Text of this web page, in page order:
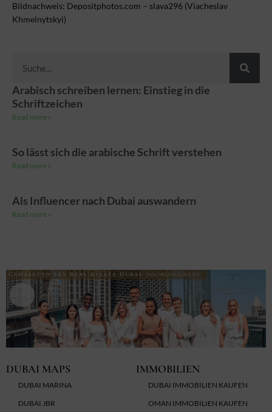
Bildnachweis: Depositphotos.com – slava296 (Viacheslav
Khmelnytskyi)
Arabisch schreiben lernen: Einstieg in die
Schriftzeichen
Read more »
So lässt sich die arabische Schrift verstehen
Read more »
Als Influencer nach Dubai auswandern
Read more »
DUBAI MAPS
DUBAI MARINA
DUBAI JBR
IMMOBILIEN
DUBAI IMMOBILIEN KAUFEN
OMAN IMMOBILIEN KAUFEN